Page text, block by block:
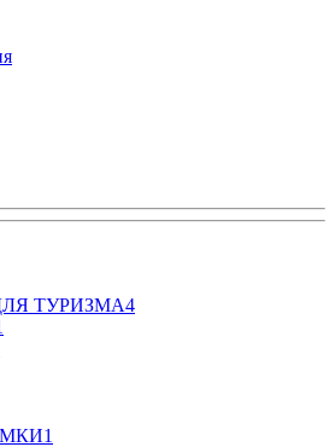
ТУРИЗМА4
1